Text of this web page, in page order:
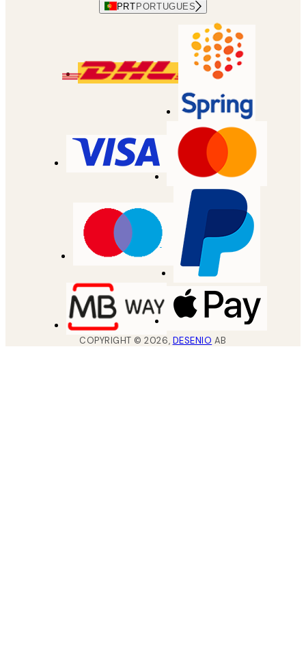
PRTPORTUGUES
COPYRIGHT ©2026, DESENIO AB